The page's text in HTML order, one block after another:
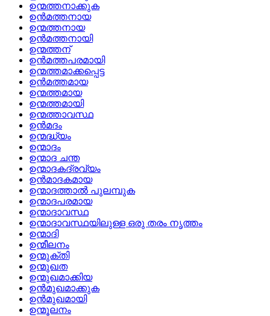
ഉന്മത്തനാക്കുക
ഉന്‍മത്തനായ
ഉന്മത്തനായ
ഉന്‍മത്തനായി
ഉന്മത്തന്
ഉന്‍മത്തപരമായി
ഉന്മത്തമാക്കപ്പെട്ട
ഉന്‍മത്തമായ
ഉന്മത്തമായ
ഉന്മത്തമായി
ഉന്മത്താവസ്ഥ
ഉന്‍മദം
ഉന്മദ്ധ്യം
ഉന്മാദം
ഉന്മാദ ചന്ത
ഉന്മാദകദ്രവ്യം
ഉന്‍മാദകമായ
ഉന്മാദത്താല്‍ പുലമ്പുക
ഉന്മാദപരമായ
ഉന്മാദാവസ്ഥ
ഉന്മാദാവസ്ഥയിലുള്ള ഒരു തരം നൃത്തം
ഉന്മാദി
ഉന്മീലനം
ഉന്മുക്തി
ഉന്മുഖത
ഉന്മുഖമാക്കിയ
ഉന്‍മുഖമാക്കുക
ഉന്‍മുഖമായി
ഉന്മൂലനം